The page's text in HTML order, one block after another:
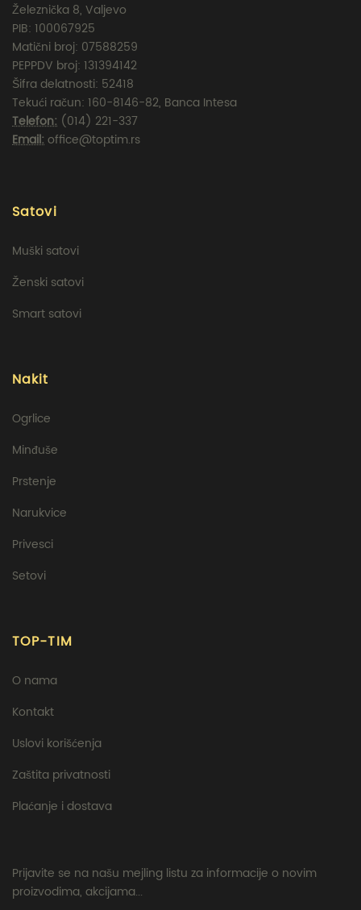
Železnička 8, Valjevo
PIB: 100067925
Matični broj: 07588259
PEPPDV broj: 131394142
Šifra delatnosti: 52418
Tekući račun: 160-8146-82, Banca Intesa
Telefon: (014) 221-337
Email:office@toptim.rs
Satovi
Muški satovi
Ženski satovi
Smart satovi
Nakit
Ogrlice
Minđuše
Prstenje
Narukvice
Privesci
Setovi
TOP-TIM
O nama
Kontakt
Uslovi korišćenja
Zaštita privatnosti
Plaćanje i dostava
Prijavite se na našu mejling listu za informacije o novim
proizvodima, akcijama...